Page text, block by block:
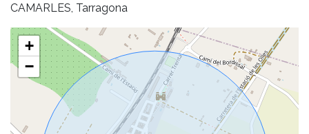
CAMARLES, Tarragona
+
−